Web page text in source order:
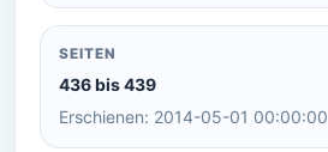
SEITEN
436 bis 439
Erschienen: 2014-05-01 00:00:00